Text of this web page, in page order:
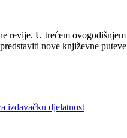
revije. U trećem
nove književne
izdavačku djelatnost